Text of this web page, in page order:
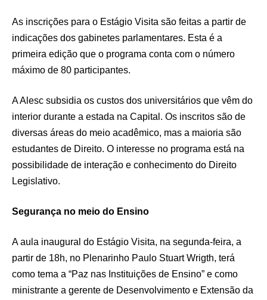
As inscrições para o Estágio Visita são feitas a partir de
indicações dos gabinetes parlamentares. Esta é a
primeira edição que o programa conta com o número
máximo de 80 participantes.
A Alesc subsidia os custos dos universitários que vêm do
interior durante a estada na Capital. Os inscritos são de
diversas áreas do meio acadêmico, mas a maioria são
estudantes de Direito. O interesse no programa está na
possibilidade de interação e conhecimento do Direito
Legislativo.
Segurança no meio do Ensino
A aula inaugural do Estágio Visita, na segunda-feira, a
partir de 18h, no Plenarinho Paulo Stuart Wrigth, terá
como tema a “Paz nas Instituições de Ensino” e como
ministrante a gerente de Desenvolvimento e Extensão da